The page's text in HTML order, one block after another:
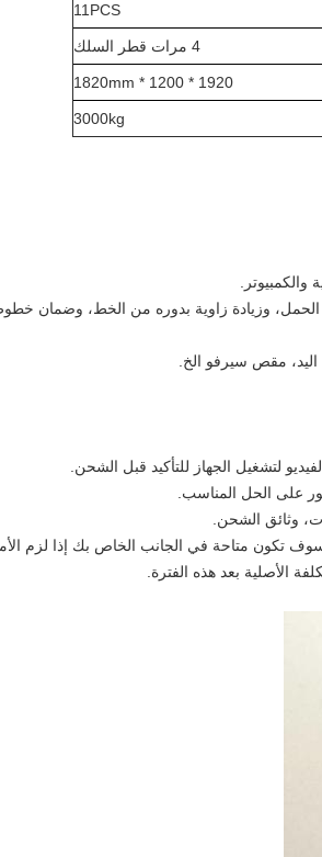
11PCS
4 مرات قطر السلك
1920 * 1200 * 1820mm
3000kg
لتشغيل الجهاز للتأكيد قبل الشحن.
على الحل المناسب.
تكون متاحة في الجانب الخاص بك إذا لزم
الأصلية بعد هذه الفترة.